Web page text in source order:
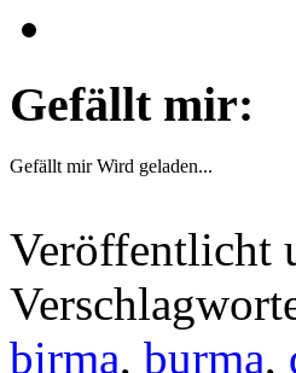
Gefällt mir:
Gefällt mir Wird geladen...
Veröffentlicht
birma, burma,